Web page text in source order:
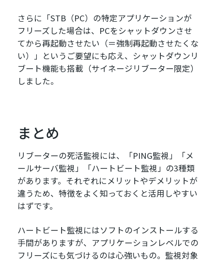
さらに「STB（PC）の特定アプリケーションが
フリーズした場合は、PCをシャットダウンさせ
てから再起動させたい（＝強制再起動させたくな
い）」というご要望にも応え、シャットダウンリ
ブート機能も搭載（サイネージリブーター限定）
しました。
まとめ
リブーターの死活監視には、「PING監視」「メ
ールサーバ監視」「ハートビート監視」の3種類
があります。それぞれにメリットやデメリットが
違うため、特徴をよく知っておくと活用しやすい
はずです。
ハートビート監視にはソフトのインストールする
手間がありますが、アプリケーションレベルでの
フリーズにも気づけるのは心強いもの。監視対象